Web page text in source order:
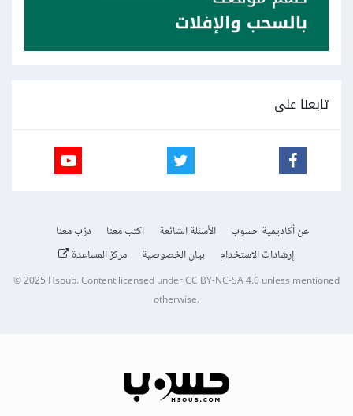
تابعنا على
عن أكاديمية حسوب الأسئلة الشائعة اكتب معنا
درّب معنا
إرشادات الاستخدام
بيان الخصوصية مركز المساعدة
© 2025Hsoub.Content licensed underCC BY-NC-SA 4.0unless mentioned
otherwise.